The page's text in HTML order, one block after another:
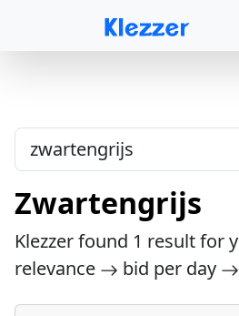
Zwartengrijs
Klezzer found 1 result for
relevance
bid per day